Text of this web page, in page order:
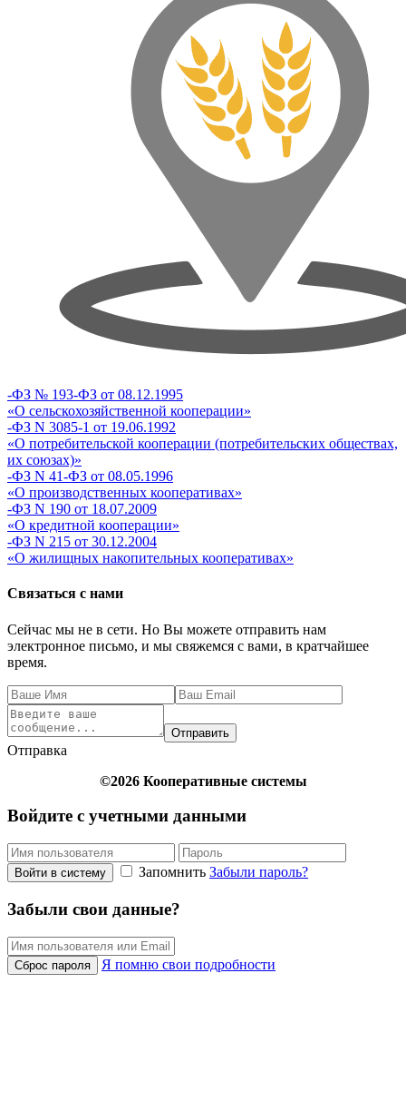
-ФЗ № 193-ФЗ от 08.12.1995
«О сельскохозяйственной кооперации»
-ФЗ N 3085-1 от 19.06.1992
«О потребительской кооперации (потребительских обществах,
их союзах)»
-ФЗ N 41-ФЗ от 08.05.1996
«О производственных кооперативах»
-ФЗ N 190 от 18.07.2009
«О кредитной кооперации»
-ФЗ N 215 от 30.12.2004
«О жилищных накопительных кооперативах»
Связаться с нами
Сейчас мы не в сети. Но Вы можете отправить нам
электронное письмо, и мы свяжемся с вами, в кратчайшее
время.
Отправить
Отправка
©2026 Кооперативные системы
Войдите с учетными данными
Войти в систему Запомнить Забыли пароль?
Забыли свои данные?
Сброс пароля Я помню свои подробности